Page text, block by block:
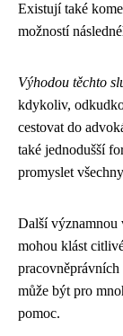
Existují také
možností
Výhodou těchto
kdykoliv,
cestovat do
také jednodušší
promyslet
Další významnou
mohou klást
může být pro
pomoc.